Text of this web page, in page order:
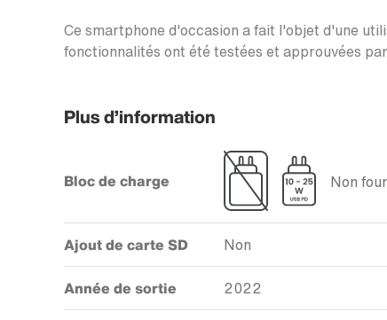
Ce smartphone d'occasion a fait l'objet d'une
fonctionnalités ont été testées et approuvées
Plus d’information
Bloc de charge Non
Ajout de carte SD Non
Année de sortie 2022